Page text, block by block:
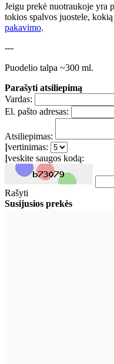
Jeigu prekė nuotraukoje yra
tokios spalvos juostele,
pakavimo.
---
Puodelio talpa ~300 ml.
Parašyti atsiliepimą
Vardas:
El. pašto adresas:
Atsiliepimas:
Įvertinimas:
Įveskite saugos kodą:
Rašyti
Susijusios prekės